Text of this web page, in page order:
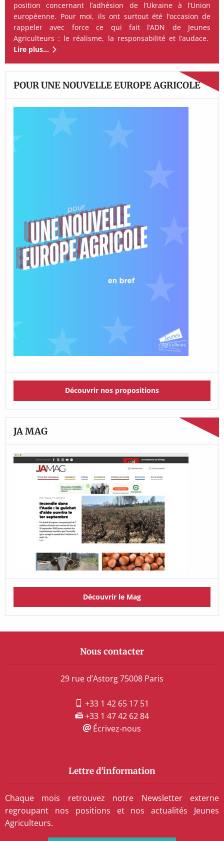
position concernant l’adhésion de l’Ukraine à l’Union
européenne. Pour moi, ils ont surtout été l’occasion de
rappeler avec force ce qui fait l’ADN de Jeunes
Agriculteurs : le réalisme, la responsabilité et l’audace.
Lire plus…
POUR UNE NOUVELLE EUROPE AGRICOLE
Découvrir nos propositions
JA MAG
Découvrir le Mag
Nous contacter
29 rue d’Astorg 75008 Paris
+33 1 42 65 17 51
+33 1 47 42 62 84
Écrivez-nous
Lettre d'information
Chaque mois retrouvez notre Newsletter externe
regroupant nos positions et nos actualités Jeunes
Agriculteurs.